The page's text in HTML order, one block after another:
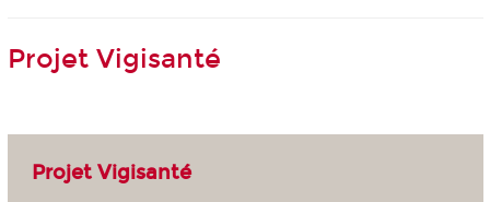
Projet Vigisanté
Projet Vigisanté